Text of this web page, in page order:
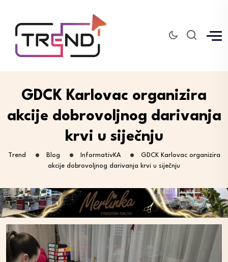
GDCK Karlovac organizira
akcije dobrovoljnog darivanja
krvi u siječnju
Trend Blog InformativKA
GDCK Karlovac organizira
akcije dobrovoljnog darivanja krvi u siječnju